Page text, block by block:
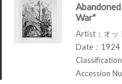
War"
Artist：オ
Date：1924
Accession